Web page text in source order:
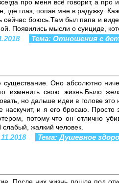
про меня всё говорит, а
где глаз, попав мне в радужку.
сейчас боюсь.Там был папа и
Появились мысли о суициде,
Тема: Отношения с
Оно абсолютно
изменить свою жизнь.Было
но дальше идеи в голове это
наскучит, и я его бросаю.
потому-что он отлично
жалкий человек.
Тема: Душевное